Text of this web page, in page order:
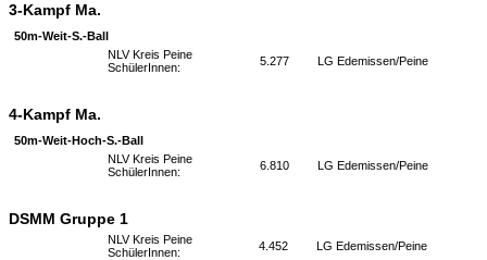
3-Kampf Ma.
50m-Weit-S.-Ball
NLV Kreis Peine
SchülerInnen:
5.277 LG Edemissen/Peine
4-Kampf Ma.
50m-Weit-Hoch-S.-Ball
NLV Kreis Peine
SchülerInnen:
6.810 LG Edemissen/Peine
DSMM Gruppe 1
NLV Kreis Peine
SchülerInnen:
4.452 LG Edemissen/Peine